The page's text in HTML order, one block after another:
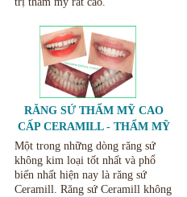
RĂNG SỨ THẨM MỸ CAO
CẤP CERAMILL - THẨM MỸ
RĂNG TẠI NHA KHOA THÙY
ANH THÁI NGUYÊN
Một trong những dòng răng sứ
không kim loại tốt nhất và phổ
biến nhất hiện nay là răng sứ
Ceramill. Răng sứ Ceramill không